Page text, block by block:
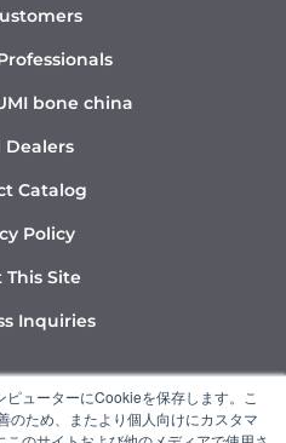
ューターにCookieを保存します。こ
のため、またより個人向けにカスタマ
bone china
Dealers
Catalog
Policy
Site
Inquiries
I
n
L
i